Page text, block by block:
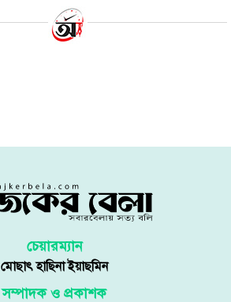
চেয়ারম্যান
মোছাৎ হাছিনা ইয়াছমিন
সম্পাদক ও প্রকাশক